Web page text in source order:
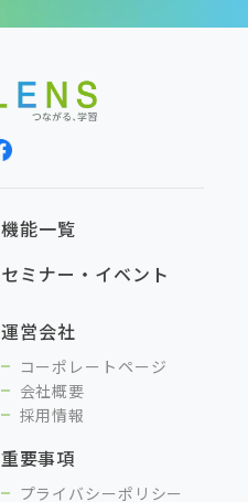
機能一覧
セミナー・イベント
運営会社
コーポレートページ
会社概要
採用情報
重要事項
プライバシーポリシー